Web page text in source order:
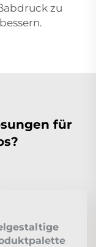
zu
für